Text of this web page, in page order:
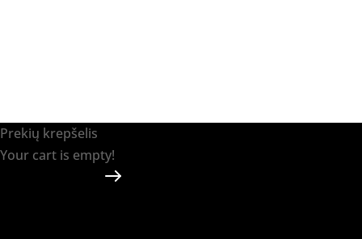
Prekių krepšelis
Your cart is empty!